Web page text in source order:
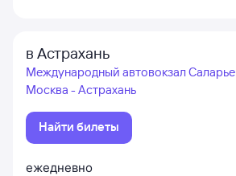
в Астрахань
Международный автовокзал
Москва - Астрахань
Найти билеты
ежедневно